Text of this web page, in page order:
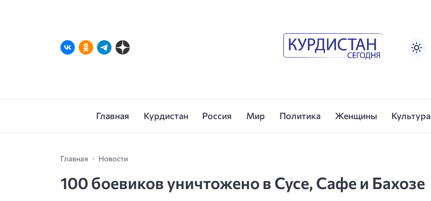
Главная Курдистан Россия Мир Политика Женщины Культура
Главная Новости
100 боевиков уничтожено в Сусе, Сафе и Бахозе